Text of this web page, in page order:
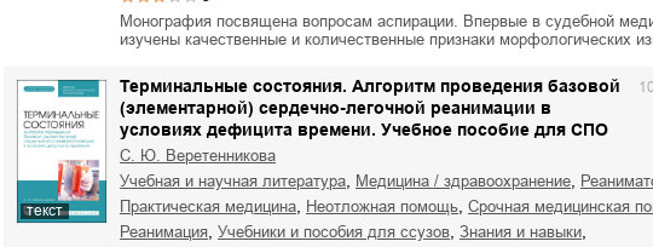
Монография посвящена вопросам аспирации. Впервые в судебной
изучены качественные и количественные признаки морфологических
текст
Терминальные состояния. Алгоритм проведения базовой
(элементарной) сердечно-легочной реанимации в
условиях дефицита времени. Учебное пособие для СПО
С. Ю. Веретенникова
учебная и научная литература
медицина / здравоохранение
практическая медицина
неотложная помощь
срочная медицинская
реанимация
учебники и пособия для ссузов знания и навыки